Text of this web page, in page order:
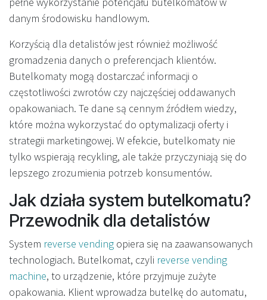
danym środowisku handlowym.
Korzyścią dla detalistów jest również możliwość
gromadzenia danych o preferencjach klientów.
Butelkomaty mogą dostarczać informacji o
częstotliwości zwrotów czy najczęściej oddawanych
opakowaniach. Te dane są cennym źródłem wiedzy,
które można wykorzystać do optymalizacji oferty i
strategii marketingowej. W efekcie, butelkomaty nie
tylko wspierają recykling, ale także przyczyniają się do
lepszego zrozumienia potrzeb konsumentów.
Jak działa system butelkomatu?
Przewodnik dla detalistów
System reverse vending opiera się na zaawansowanych
technologiach. Butelkomat, czyli reverse vending
machine, to urządzenie, które przyjmuje zużyte
opakowania. Klient wprowadza butelkę do automatu,